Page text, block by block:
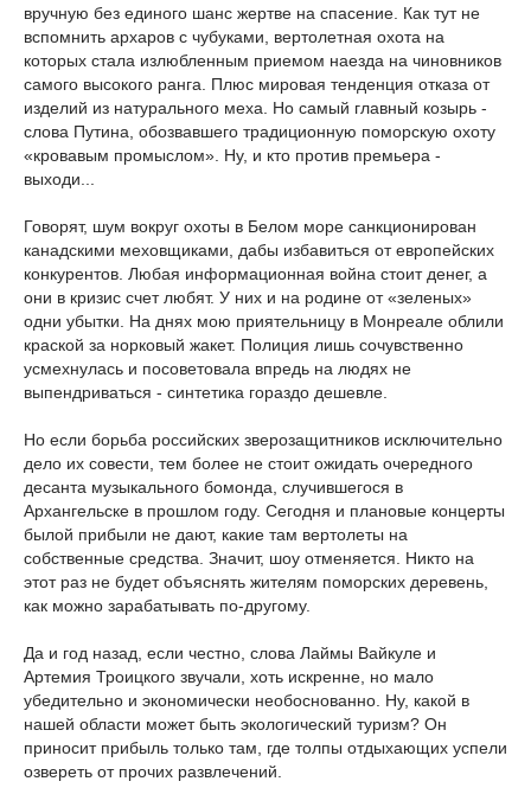
вручную без единого шанс жертве на спасение. Как тут не
вспомнить архаров с чубуками, вертолетная охота на
которых стала излюбленным приемом наезда на чиновников
самого высокого ранга. Плюс мировая тенденция отказа от
изделий из натурального меха. Но самый главный козырь -
слова Путина, обозвавшего традиционную поморскую охоту
«кровавым промыслом». Ну, и кто против премьера -
выходи...
Говорят, шум вокруг охоты в Белом море санкционирован
канадскими меховщиками, дабы избавиться от европейских
конкурентов. Любая информационная война стоит денег, а
они в кризис счет любят. У них и на родине от «зеленых»
одни убытки. На днях мою приятельницу в Монреале облили
краской за норковый жакет. Полиция лишь сочувственно
усмехнулась и посоветовала впредь на людях не
выпендриваться - синтетика гораздо дешевле.
Но если борьба российских зверозащитников исключительно
дело их совести, тем более не стоит ожидать очередного
десанта музыкального бомонда, случившегося в
Архангельске в прошлом году. Сегодня и плановые концерты
былой прибыли не дают, какие там вертолеты на
собственные средства. Значит, шоу отменяется. Никто на
этот раз не будет объяснять жителям поморских деревень,
как можно зарабатывать по-другому.
Да и год назад, если честно, слова Лаймы Вайкуле и
Артемия Троицкого звучали, хоть искренне, но мало
убедительно и экономически необоснованно. Ну, какой в
нашей области может быть экологический туризм? Он
приносит прибыль только там, где толпы отдыхающих успели
озвереть от прочих развлечений.